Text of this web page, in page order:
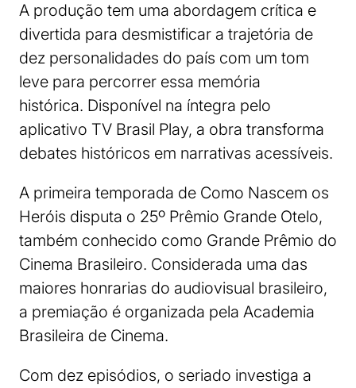
A produção tem uma abordagem crítica e
divertida para desmistificar a trajetória de
dez personalidades do país com um tom
leve para percorrer essa memória
histórica. Disponível na íntegra pelo
aplicativo TV Brasil Play, a obra transforma
debates históricos em narrativas acessíveis.
A primeira temporada de Como Nascem os
Heróis disputa o 25º Prêmio Grande Otelo,
também conhecido como Grande Prêmio do
Cinema Brasileiro. Considerada uma das
maiores honrarias do audiovisual brasileiro,
a premiação é organizada pela Academia
Brasileira de Cinema.
Com dez episódios, o seriado investiga a